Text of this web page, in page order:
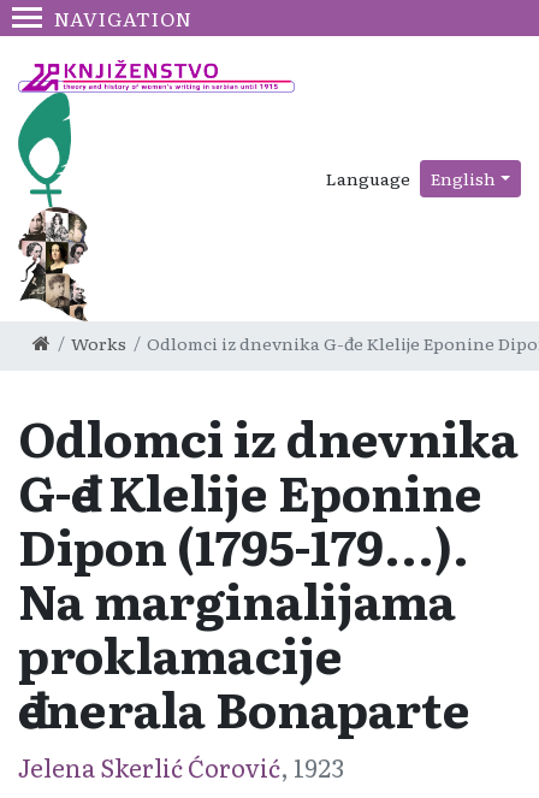
NAVIGATION
Language English
Works Odlomci iz dnevnika G-đe Klelije Eponine
Odlomci iz dnevnika
G-đe Klelije Eponine
Dipon (1795-179...).
Na marginalijama
proklamacije
đenerala Bonaparte
Jelena Skerlić Ćorović, 1923